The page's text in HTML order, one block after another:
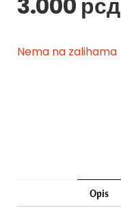
Nema na zalihama
Opis